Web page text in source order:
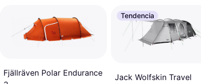
Fjällräven Polar Endurance
Tendencia
Jack Wolfskin Travel